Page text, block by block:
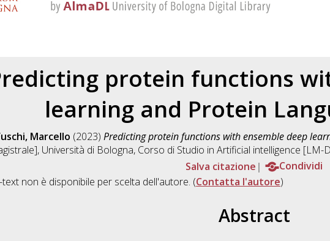
protein functions
learning and Protein
Marcello (2023) Predicting protein functions with ensemble deep
Università di Bologna, Corso di Studio in Artificial intelligence [LM-
Salva citazione
Condividi
text non è disponibile per scelta dell'autore. (Contatta l'autore)
Abstract